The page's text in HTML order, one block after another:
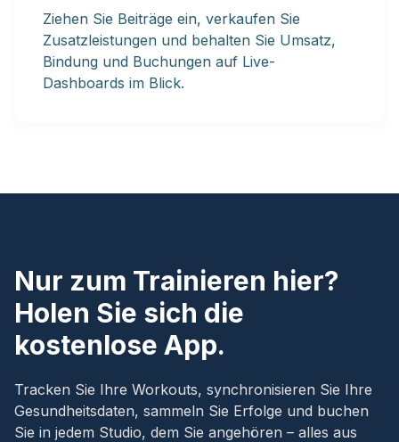
Ziehen Sie Beiträge ein, verkaufen Sie
Zusatzleistungen und behalten Sie Umsatz,
Bindung und Buchungen auf Live-
Dashboards im Blick.
Nur zum Trainieren hier?
Holen Sie sich die
kostenlose App.
Tracken Sie Ihre Workouts, synchronisieren Sie Ihre
Gesundheitsdaten, sammeln Sie Erfolge und buchen
Sie in jedem Studio, dem Sie angehören – alles aus